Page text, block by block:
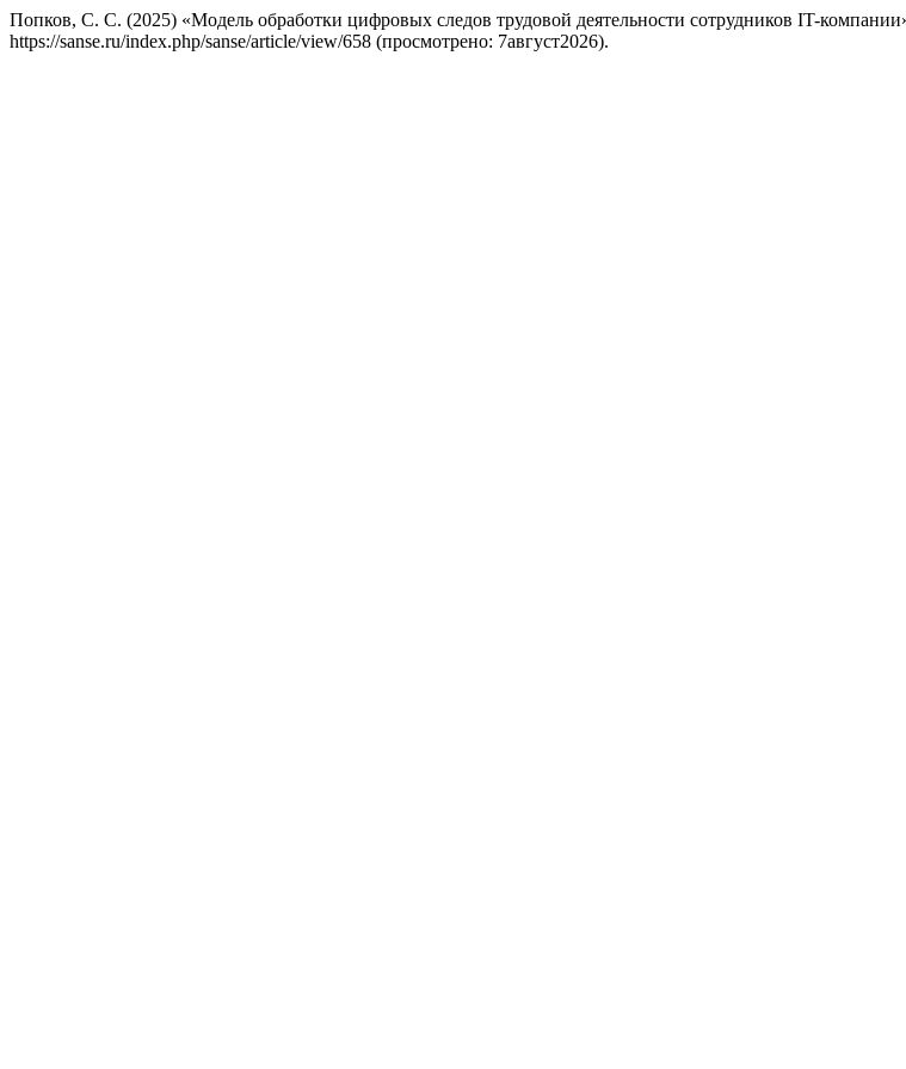
Попков, С. С. (2025) «Модель обработки цифровых следов трудовой деятельности сотрудников IT-
https://sanse.ru/index.php/sanse/article/view/658 (просмотрено: 7август2026).